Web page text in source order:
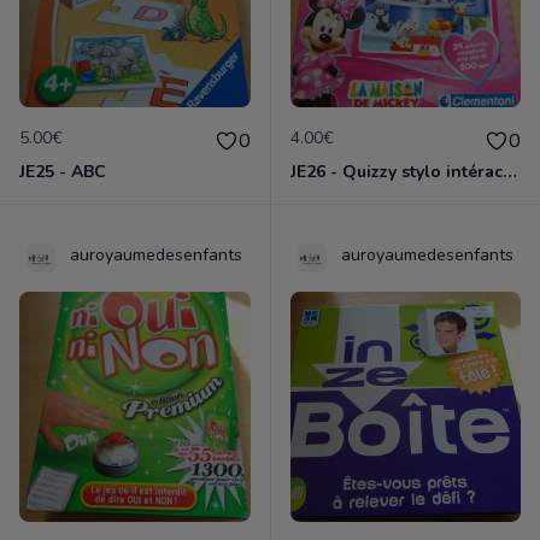
5.00€ 0
JE25 - ABC
4.00€ 0
JE26 - Quizzy stylo intéractif La maison de Mickey
auroyaumedesenfants auroyaumedesenfants